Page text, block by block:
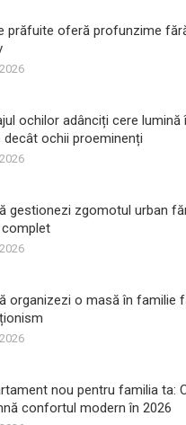
prăfuite oferă profunzime
ochilor adânciți cere lumină
decât ochii proeminenți
gestionezi zgomotul urban
organizezi o masă în familie
nou pentru familia ta:
confortul modern în 2026